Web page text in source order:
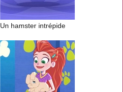
Un hamster intrépide